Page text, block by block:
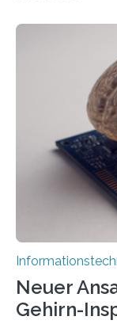
der MindPort
Lösung zur
Avatare. Gen-
kosteneffiziente
erstellen.
Animation, bei
und Mimik im
Neuer
Gehirn-